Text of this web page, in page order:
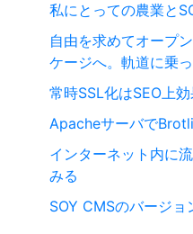
私にとっての農業と
自由を求めてオープ
ケージへ。軌道に乗
常時SSL化はSEO上
Apacheサーバで
インターネット内に
みる
SOY CMSのバージョ